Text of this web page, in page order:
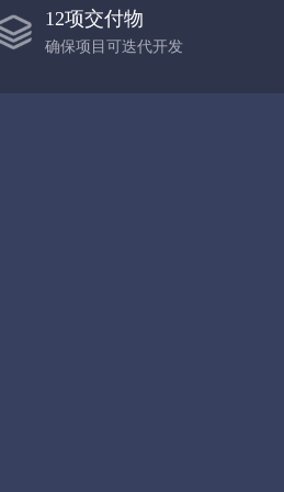
12项交付物
确保项目可迭代开发